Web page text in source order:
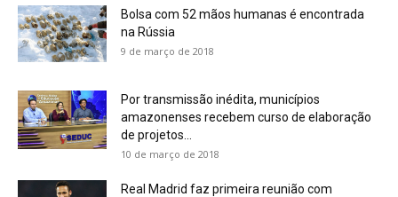
Bolsa com 52 mãos humanas é encontrada
na Rússia
9 de março de 2018
Por transmissão inédita, municípios
amazonenses recebem curso de elaboração
de projetos...
10 de março de 2018
Real Madrid faz primeira reunião com